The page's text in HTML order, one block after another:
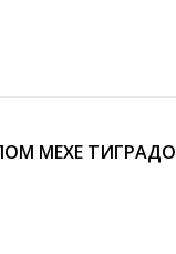
МЕХЕ ТИГРАДО